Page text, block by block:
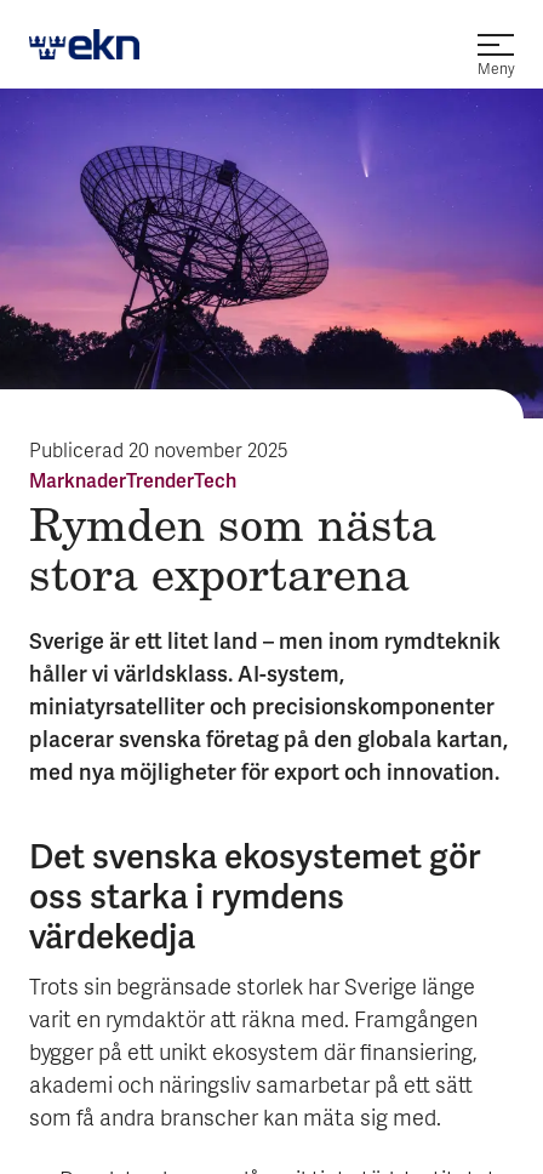
Öppna
Meny
Publicerad 20 november 2025
MarknaderTrenderTech
Rymden som nästa
stora export­arena
Sverige är ett litet land – men inom rymdteknik
håller vi världsklass. AI-system,
miniatyrsatelliter och precisionskomponenter
placerar svenska företag på den globala kartan,
med nya möjligheter för export och innovation.
Det svenska ekosystemet gör
oss starka i rymdens
värdekedja
Trots sin begränsade storlek har Sverige länge
varit en rymdaktör att räkna med. Framgången
bygger på ett unikt ekosystem där finansiering,
akademi och näringsliv samarbetar på ett sätt
som få andra branscher kan mäta sig med.